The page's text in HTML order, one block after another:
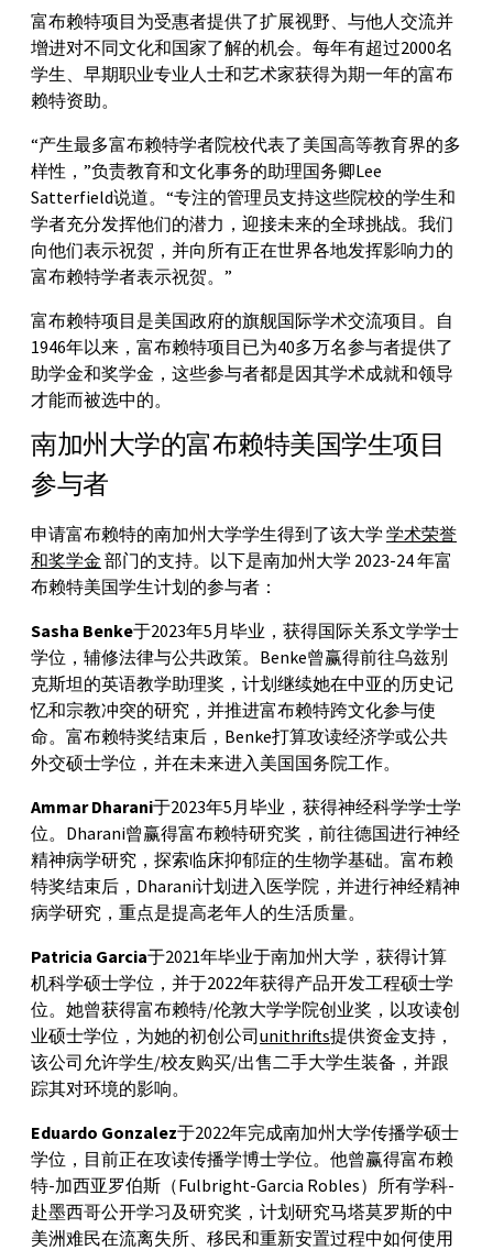
富布赖特项目为受惠者提供了扩展视野、与他人交流并
增进对不同文化和国家了解的机会。每年有超过2000名
学生、早期职业专业人士和艺术家获得为期一年的富布
赖特资助。
“产生最多富布赖特学者院校代表了美国高等教育界的多
样性，”负责教育和文化事务的助理国务卿Lee
Satterfield说道。“专注的管理员支持这些院校的学生和
学者充分发挥他们的潜力，迎接未来的全球挑战。我们
向他们表示祝贺，并向所有正在世界各地发挥影响力的
富布赖特学者表示祝贺。”
富布赖特项目是美国政府的旗舰国际学术交流项目。自
1946年以来，富布赖特项目已为40多万名参与者提供了
助学金和奖学金，这些参与者都是因其学术成就和领导
才能而被选中的。
南加州大学的富布赖特美国学生项目
参与者
申请富布赖特的南加州大学学生得到了该大学 学术荣誉
和奖学金 部门的支持。以下是南加州大学 2023-24 年富
布赖特美国学生计划的参与者：
Sasha Benke于2023年5月毕业，获得国际关系文学学士
学位，辅修法律与公共政策。Benke曾赢得前往乌兹别
克斯坦的英语教学助理奖，计划继续她在中亚的历史记
忆和宗教冲突的研究，并推进富布赖特跨文化参与使
命。富布赖特奖结束后，Benke打算攻读经济学或公共
外交硕士学位，并在未来进入美国国务院工作。
Ammar Dharani于2023年5月毕业，获得神经科学学士学
位。Dharani曾赢得富布赖特研究奖，前往德国进行神经
精神病学研究，探索临床抑郁症的生物学基础。富布赖
特奖结束后，Dharani计划进入医学院，并进行神经精神
病学研究，重点是提高老年人的生活质量。
Patricia Garcia于2021年毕业于南加州大学，获得计算
机科学硕士学位，并于2022年获得产品开发工程硕士学
位。她曾获得富布赖特/伦敦大学学院创业奖，以攻读创
业硕士学位，为她的初创公司unithrifts提供资金支持，
该公司允许学生/校友购买/出售二手大学生装备，并跟
踪其对环境的影响。
Eduardo Gonzalez于2022年完成南加州大学传播学硕士
学位，目前正在攻读传播学博士学位。他曾赢得富布赖
特-加西亚罗伯斯（Fulbright-Garcia Robles）所有学科-
赴墨西哥公开学习及研究奖，计划研究马塔莫罗斯的中
美洲难民在流离失所、移民和重新安置过程中如何使用